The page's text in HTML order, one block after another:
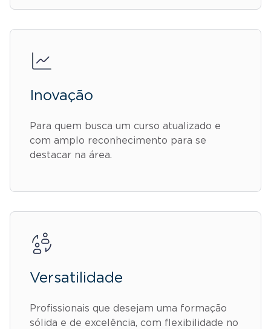
Inovação
Para quem busca um curso atualizado e
com amplo reconhecimento para se
destacar na área.
Versatilidade
Profissionais que desejam uma formação
sólida e de excelência, com flexibilidade no